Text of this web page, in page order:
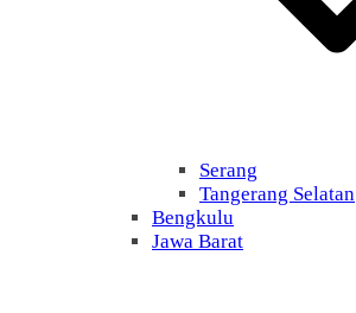
Serang
Tangerang Selatan
Bengkulu
Jawa Barat